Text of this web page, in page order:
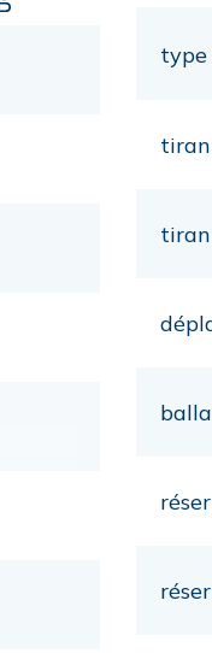
type